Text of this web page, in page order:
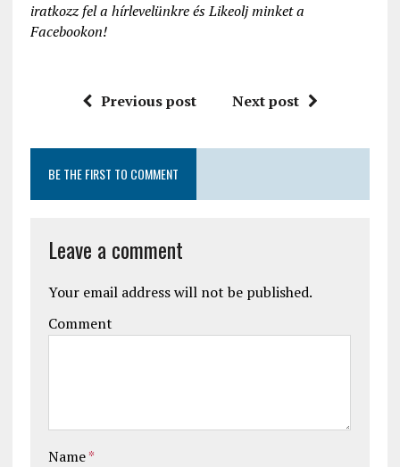
iratkozz fel a hírlevelünkre és Likeolj minket a
Facebookon!
Previous post Next post
BE THE FIRST TO COMMENT
Leave a comment
Your email address will not be published.
Comment
Name*